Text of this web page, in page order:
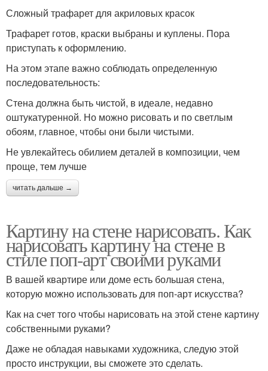
Сложный трафарет для акриловых красок
Трафарет готов, краски выбраны и куплены. Пора
приступать к оформлению.
На этом этапе важно соблюдать определенную
последовательность:
Стена должна быть чистой, в идеале, недавно
оштукатуренной. Но можно рисовать и по светлым
обоям, главное, чтобы они были чистыми.
Не увлекайтесь обилием деталей в композиции, чем
проще, тем лучше
читать дальше →
Картину на стене нарисовать. Как
нарисовать картину на стене в
стиле поп-арт своими руками
В вашей квартире или доме есть большая стена,
которую можно использовать для поп-арт искусства?
Как на счет того чтобы нарисовать на этой стене картину
собственными руками?
Даже не обладая навыками художника, следую этой
просто инструкции, вы сможете это сделать.